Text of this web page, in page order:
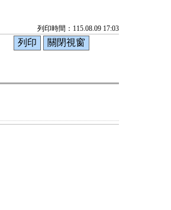
列印時間：115.08.09 17:03